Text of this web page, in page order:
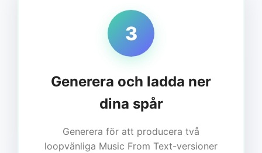
3
Generera och ladda ner
dina spår
Generera för att producera två
loopvänliga Music From Text-versioner